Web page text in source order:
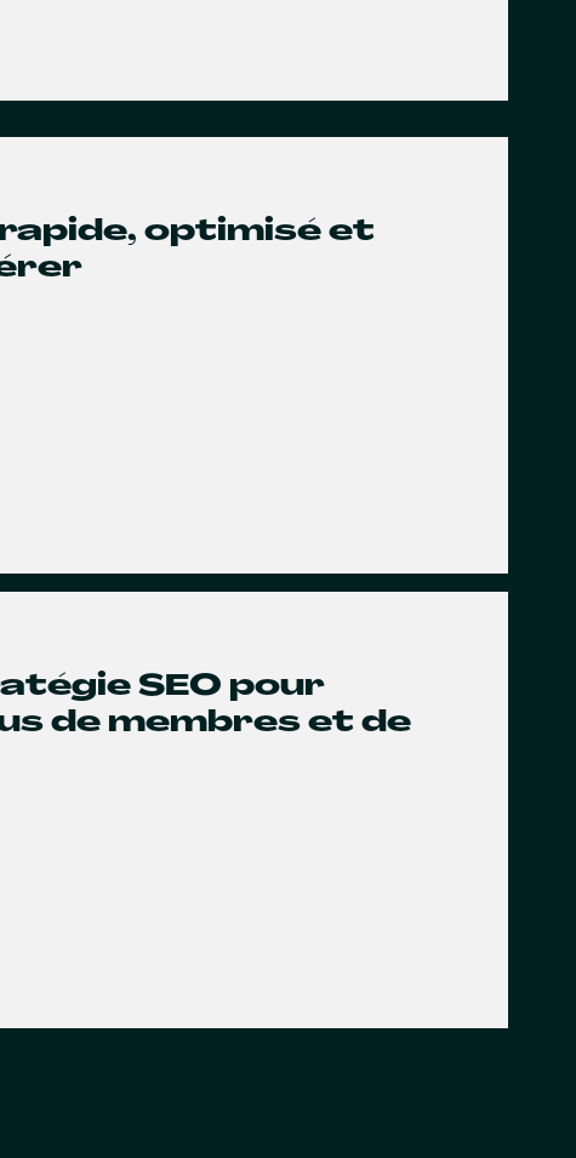
rapide, optimisé et
SEO pour
de membres et de